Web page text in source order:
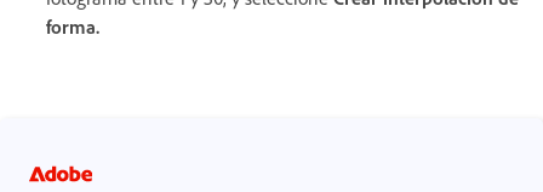
forma.